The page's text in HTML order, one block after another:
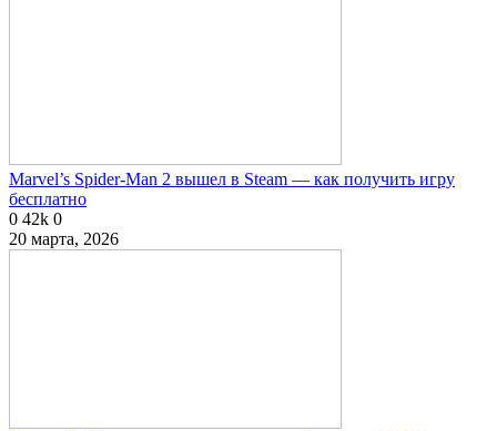
Marvel’s Spider-Man 2 вышел в Steam — как получить игру
бесплатно
0 42k 0
20 марта, 2026